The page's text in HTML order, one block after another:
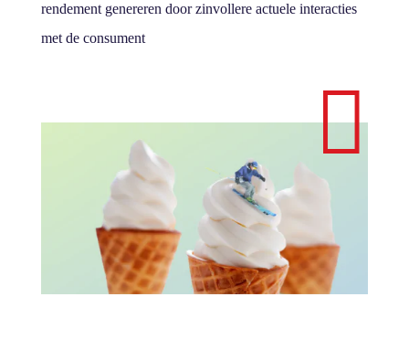
rendement genereren door zinvollere actuele interacties
met de consument
